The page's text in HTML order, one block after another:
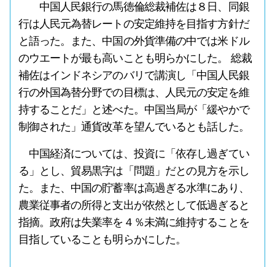
中国人民銀行の馬徳倫総裁補佐は８日、同銀
行は人民元為替レートの安定維持を目指す方針だ
と語った。また、中国の外貨準備の中では米ドル
のウエートが最も高いことも明らかにした。 総裁
補佐はインドネシアのバリで講演し「中国人民銀
行の外国為替分野での目標は、人民元の安定を維
持することだ」と述べた。中国当局が「緩やかで
制御された」通貨改革を望んでいるとも話した。
中国経済については、投資に「依存し過ぎてい
る」とし、貿易黒字は「問題」だとの見方を示し
た。また、中国の貯蓄率は高過ぎる水準にあり、
農業従事者の所得と支出が依然として低過ぎると
指摘。政府は失業率を４％未満に維持することを
目指していることも明らかにした。